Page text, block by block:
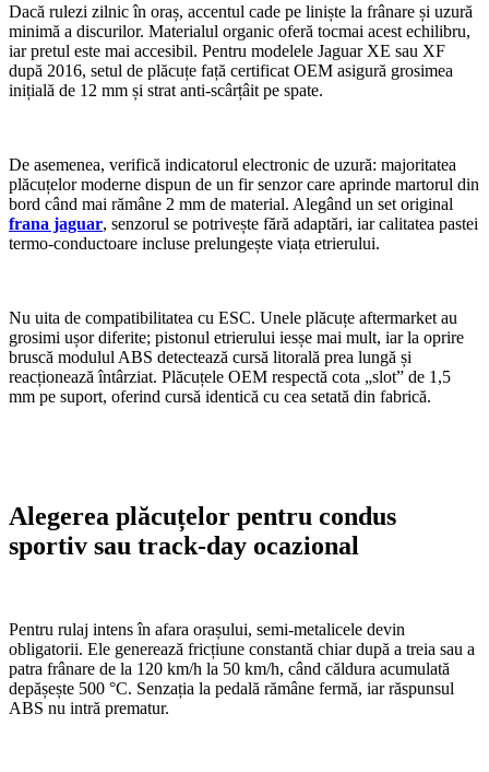
Dacă rulezi zilnic în oraș, accentul cade pe liniște la frânare și uzură
minimă a discurilor. Materialul organic oferă tocmai acest echilibru,
iar pretul este mai accesibil. Pentru modelele Jaguar XE sau XF
după 2016, setul de plăcuțe față certificat OEM asigură grosimea
inițială de 12 mm și strat anti-scârțâit pe spate.
De asemenea, verifică indicatorul electronic de uzură: majoritatea
plăcuțelor moderne dispun de un fir senzor care aprinde martorul din
bord când mai rămâne 2 mm de material. Alegând un set original
frana jaguar, senzorul se potrivește fără adaptări, iar calitatea pastei
termo-conductoare incluse prelungește viața etrierului.
Nu uita de compatibilitatea cu ESC. Unele plăcuțe aftermarket au
grosimi ușor diferite; pistonul etrierului iesșe mai mult, iar la oprire
bruscă modulul ABS detectează cursă litorală prea lungă și
reacționează întârziat. Plăcuțele OEM respectă cota „slot” de 1,5
mm pe suport, oferind cursă identică cu cea setată din fabrică.
Alegerea plăcuțelor pentru condus
sportiv sau track-day ocazional
Pentru rulaj intens în afara orașului, semi-metalicele devin
obligatorii. Ele generează fricțiune constantă chiar după a treia sau a
patra frânare de la 120 km/h la 50 km/h, când căldura acumulată
depășește 500 °C. Senzația la pedală rămâne fermă, iar răspunsul
ABS nu intră prematur.